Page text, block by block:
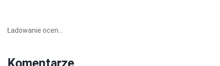
Ładowanie ocen...